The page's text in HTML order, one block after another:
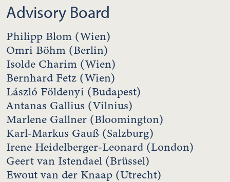
Advisory Board
Philipp Blom (Wien)
Omri Böhm (Berlin)
Isolde Charim (Wien)
Bernhard Fetz (Wien)
László Földenyi (Budapest)
Antanas Gallius (Vilnius)
Marlene Gallner (Bloomington)
Karl-Markus Gauß (Salzburg)
Irene Heidelberger-Leonard (London)
Geert van Istendael (Brüssel)
Ewout van der Knaap (Utrecht)